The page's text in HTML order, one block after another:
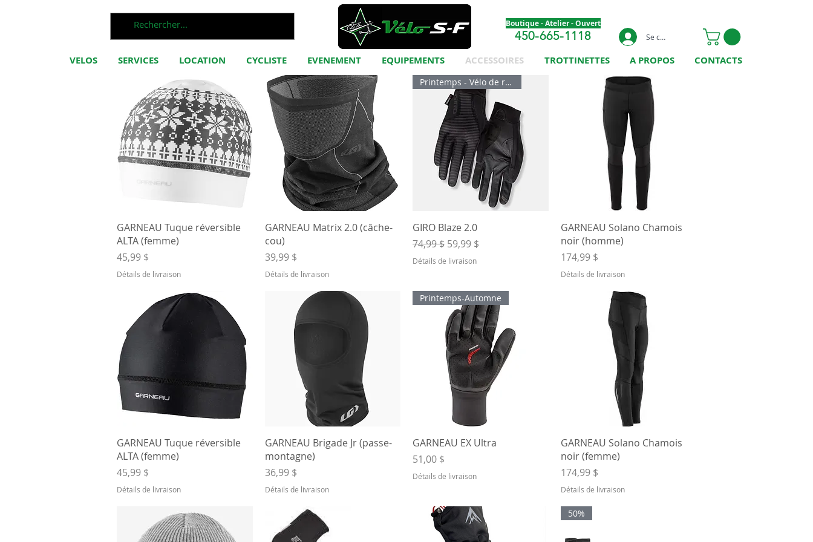
Boutique - Atelier - Ouvert
450-665-1118 Se connecter
VELOS SERVICES LOCATION CYCLISTE EVENEMENT EQUIPEMENTS ACCESSOIRES TROTTINETTES A PROPOS CONTACTS
Aperçu rapide
GARNEAU Tuque réversible
ALTA (femme)
Prix
45,99 $
Détails de livraison
Aperçu rapide
GARNEAU Matrix 2.0 (câche-
cou)
Prix
39,99 $
Détails de livraison
Aperçu rapide
Printemps - Vélo de route
GIRO Blaze 2.0
Prix original
74,99 $ Prix promotionnel
59,99 $
Détails de livraison
Aperçu rapide
GARNEAU Solano Chamois
noir (homme)
Prix
174,99 $
Détails de livraison
Aperçu rapide
GARNEAU Tuque réversible
ALTA (femme)
Prix
45,99 $
Détails de livraison
Aperçu rapide
GARNEAU Brigade Jr (passe-
montagne)
Prix
36,99 $
Détails de livraison
Aperçu rapide
Printemps-Automne
GARNEAU EX Ultra
Prix
51,00 $
Détails de livraison
Aperçu rapide
GARNEAU Solano Chamois
noir (femme)
Prix
174,99 $
Détails de livraison
50%